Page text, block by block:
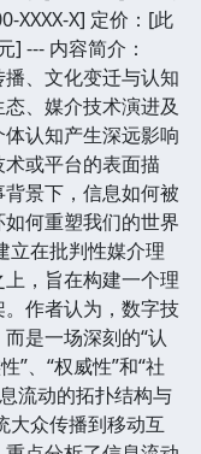
XXXX-X] 定价：[此
] --- 内容简介：
播、文化变迁与认知
、媒介技术演进及
认知产生深远影响
或平台的表面描
景下，信息如何被
何重塑我们的世界
立在批判性媒介理
，旨在构建一个理
作者认为，数字技
是一场深刻的“认
”、“权威性”和“社
流动的拓扑结构与
大众传播到移动互